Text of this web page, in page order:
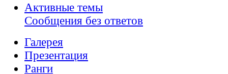
Активные темы
Сообщения без ответов
Галерея
Презентация
Ранги